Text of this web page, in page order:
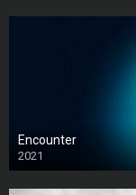
Encounter
2021